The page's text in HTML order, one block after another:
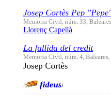
Josep Cortès Pep
Memoria Civil, núm. 33,
Llorenç Capellà
La fallida del credit
Memoria Civil, núm. 4, Baleares,
Josep Cortès
fideus/